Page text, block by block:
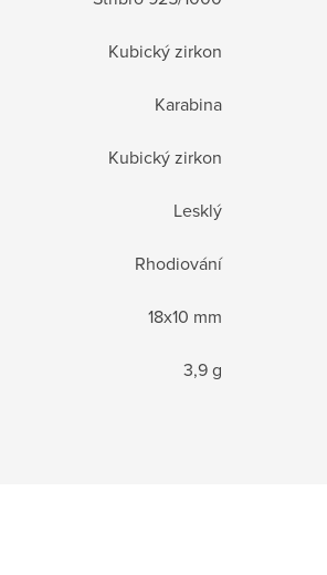
Kubický zirkon
Karabina
Kubický zirkon
Lesklý
Rhodiování
18x10 mm
3,9 g